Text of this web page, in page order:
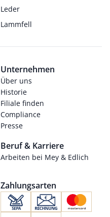
Leder
Lammfell
Unternehmen
Über uns
Historie
Filiale finden
Compliance
Presse
Beruf & Karriere
Arbeiten bei Mey & Edlich
Zahlungsarten